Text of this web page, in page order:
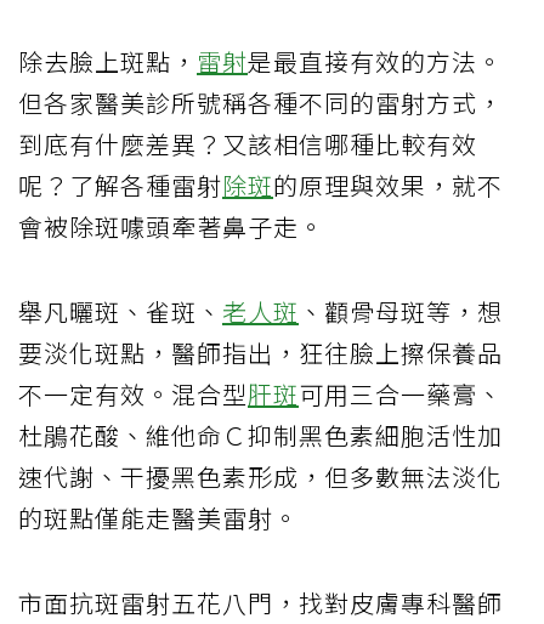
除去臉上斑點， 雷射是最直接有效的方法。
但各家醫美診所號稱各種不同的雷射方式，
到底有什麼差異？又該相信哪種比較有效
呢？了解各種雷射除斑的原理與效果，就不
會被除斑噱頭牽著鼻子走。
舉凡曬斑、雀斑、 老人斑 、顴骨母斑等，想
要淡化斑點，醫師指出，狂往臉上擦保養品
不一定有效。混合型肝斑可用三合一藥膏、
杜鵑花酸、維他命Ｃ抑制黑色素細胞活性加
速代謝、干擾黑色素形成，但多數無法淡化
的斑點僅能走醫美雷射。
市面抗斑雷射五花八門，找對皮膚專科醫師